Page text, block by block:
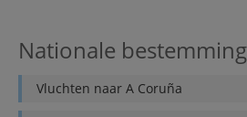
Nationale
Vluchten naar A Coruña